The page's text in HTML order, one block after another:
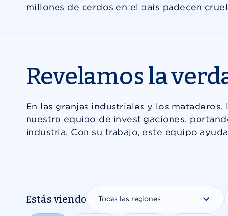
millones de cerdos en el país padecen
Revelamos la
En las granjas industriales y los
nuestro equipo de investigaciones,
industria. Con su trabajo, este equipo
Estás viendo